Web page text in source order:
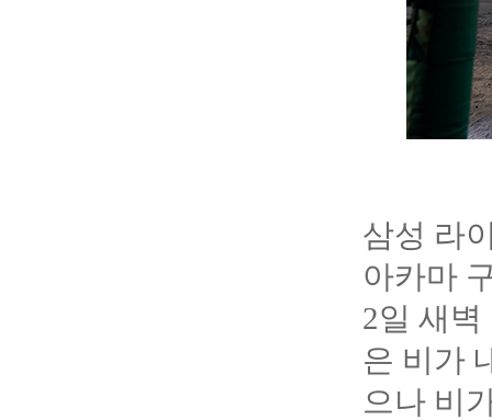
삼성 라
아카마
2일 새
은 비가
으나 비